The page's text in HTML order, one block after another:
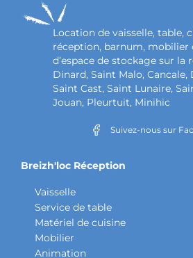
Location de vaisselle, table,
réception, barnum, mobilier
d’espace de stockage sur la
Dinard, Saint Malo, Cancale,
Saint Cast, Saint Lunaire,
Jouan, Pleurtuit, Minihic
Suivez-nous sur
Breizh'loc Réception
Vaisselle
Service de table
Matériel de cuisine
Mobilier
Animation